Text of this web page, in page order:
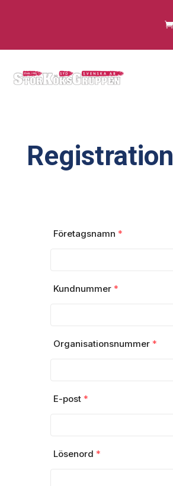
Registration
Företagsnamn *
Kundnummer *
Organisationsnummer *
E-post *
Lösenord *